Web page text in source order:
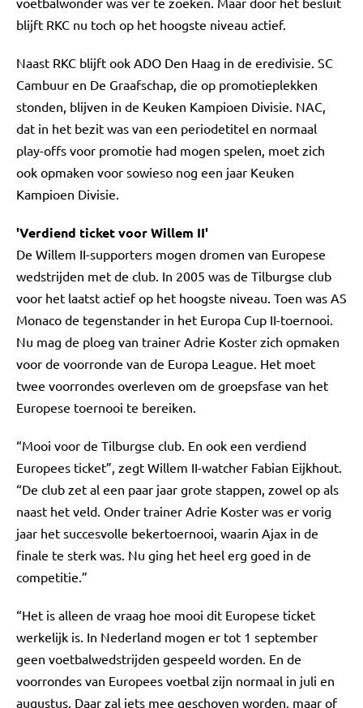
blijft RKC nu toch op het hoogste niveau actief.
Naast RKC blijft ook ADO Den Haag in de eredivisie. SC
Cambuur en De Graafschap, die op promotieplekken
stonden, blijven in de Keuken Kampioen Divisie. NAC,
dat in het bezit was van een periodetitel en normaal
play-offs voor promotie had mogen spelen, moet zich
ook opmaken voor sowieso nog een jaar Keuken
Kampioen Divisie.
'Verdiend ticket voor Willem II'
De Willem II-supporters mogen dromen van Europese
wedstrijden met de club. In 2005 was de Tilburgse club
voor het laatst actief op het hoogste niveau. Toen was AS
Monaco de tegenstander in het Europa Cup II-toernooi.
Nu mag de ploeg van trainer Adrie Koster zich opmaken
voor de voorronde van de Europa League. Het moet
twee voorrondes overleven om de groepsfase van het
Europese toernooi te bereiken.
“Mooi voor de Tilburgse club. En ook een verdiend
Europees ticket”, zegt Willem II-watcher Fabian Eijkhout.
“De club zet al een paar jaar grote stappen, zowel op als
naast het veld. Onder trainer Adrie Koster was er vorig
jaar het succesvolle bekertoernooi, waarin Ajax in de
finale te sterk was. Nu ging het heel erg goed in de
competitie.”
“Het is alleen de vraag hoe mooi dit Europese ticket
werkelijk is. In Nederland mogen er tot 1 september
geen voetbalwedstrijden gespeeld worden. En de
voorrondes van Europees voetbal zijn normaal in juli en
augustus. Daar zal iets mee geschoven worden, maar of